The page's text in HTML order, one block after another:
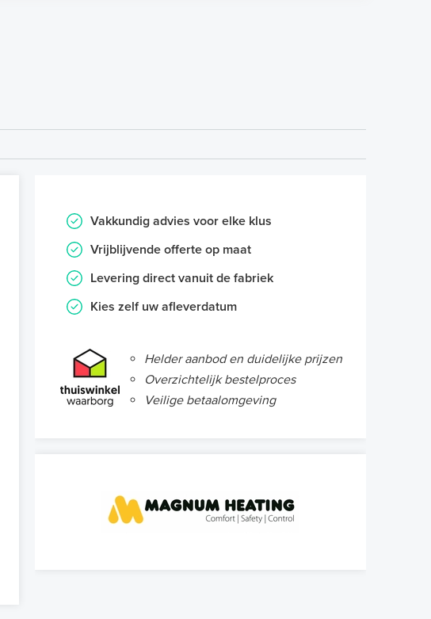
Vakkundig advies voor elke klus
Vrijblijvende offerte op maat
Levering direct vanuit de fabriek
Kies zelf uw afleverdatum
Helder aanbod en duidelijke prijzen
Overzichtelijk bestelproces
Veilige betaalomgeving